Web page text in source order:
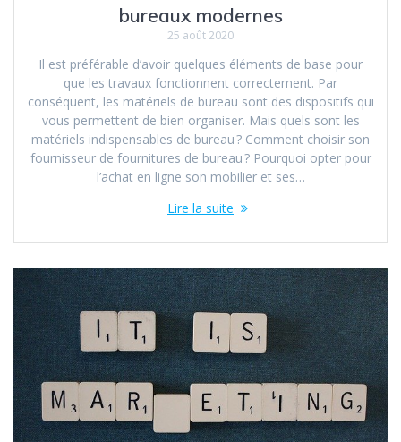
bureaux modernes
25 août 2020
Il est préférable d’avoir quelques éléments de base pour
que les travaux fonctionnent correctement. Par
conséquent, les matériels de bureau sont des dispositifs qui
vous permettent de bien organiser. Mais quels sont les
matériels indispensables de bureau ? Comment choisir son
fournisseur de fournitures de bureau ? Pourquoi opter pour
l’achat en ligne son mobilier et ses…
Lire la suite